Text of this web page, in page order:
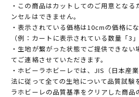
・この商品はカットしてのご用意となる
ンセルはできません。
・表示されている価格は10cmの価格にな
（例：カートに表示されている数量「3
・生地が繋がった状態でご提供できな
てご連絡させていただきます。
・ホビーラホビーレでは、JIS（日本産
法に従って全ての生地について品質試験
ラホビーレの品質基準をクリアした商品